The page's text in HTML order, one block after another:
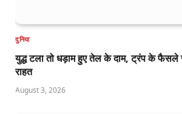
दुनिया
युद्ध टला तो धड़ाम हुए तेल के दाम, ट्रंप के फैसले
राहत
August 3, 2026